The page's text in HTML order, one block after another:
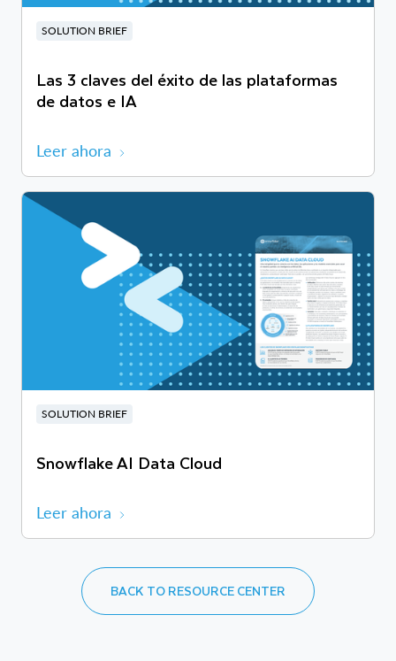
SOLUTION BRIEF
Las 3 claves del éxito de las plataformas
de datos e IA
Leer ahora
SOLUTION BRIEF
Snowflake AI Data Cloud
Leer ahora
BACK TO RESOURCE CENTER